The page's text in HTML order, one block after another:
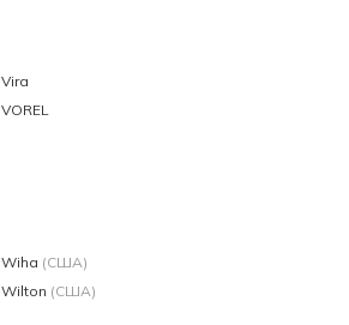
Vira
VOREL
Wiha (США)
Wilton (США)